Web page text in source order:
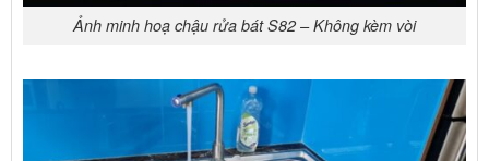
Ảnh minh hoạ chậu rửa bát S82 – Không kèm vòi